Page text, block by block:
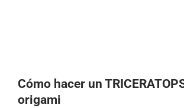
Cómo hacer un
origami